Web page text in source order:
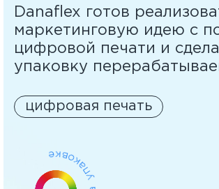
Danaflex готов
маркетинговую идею с
цифровой печати и
упаковку
цифровая печать
у
п
а
к
о
в
к
е